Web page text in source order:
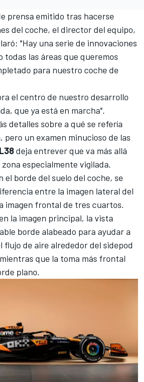
prensa emitido tras hacerse
del coche, el director del equipo,
"Hay una serie de innovaciones
todas las áreas que queremos
para nuestro coche de
el centro de nuestro desarrollo
que ya está en marcha".
detalles sobre a qué se refería
un examen minucioso de las
deja entrever que va más allá
especialmente vigilada.
el borde del suelo del coche, se
entre la imagen lateral del
imagen frontal de tres cuartos.
la imagen principal, la vista
borde alabeado para ayudar a
flujo de aire alrededor del sidepod
que la toma más frontal
plano.